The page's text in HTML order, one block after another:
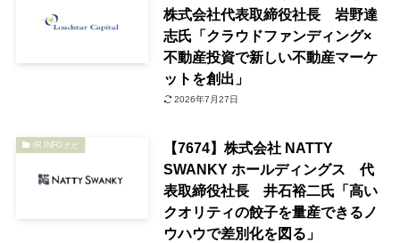
株式会社代表取締役社長 岩野達
志氏「クラウドファンディング×
不動産投資で新しい不動産マーケ
ットを創出」
2026年7月27日
IR INFOナビ
【7674】株式会社 NATTY
SWANKY ホールディングス 代
表取締役社長 井石裕二氏「高い
クオリティの餃子を量産できるノ
ウハウで差別化を図る」